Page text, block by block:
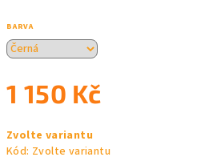
BARVA
1 150 Kč
cena:
Zvolte variantu
Kód: Zvolte variantu